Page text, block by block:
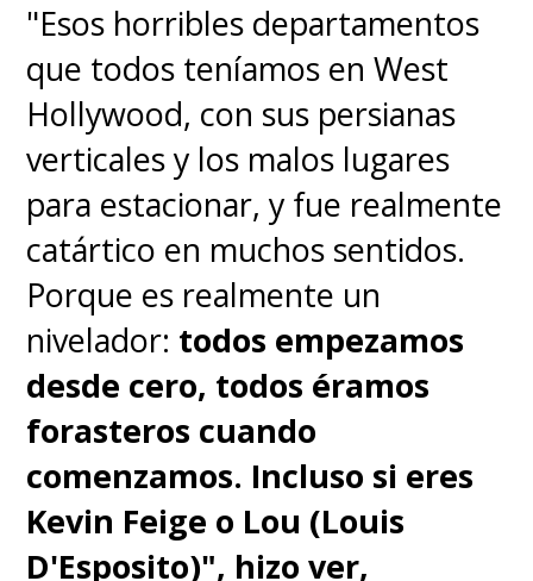
"Esos horribles departamentos
que todos teníamos en West
Hollywood, con sus persianas
verticales y los malos lugares
para estacionar, y fue realmente
catártico en muchos sentidos.
Porque es realmente un
nivelador: todos empezamos
desde cero, todos éramos
forasteros cuando
comenzamos. Incluso si eres
Kevin Feige o Lou (Louis
D'Esposito)", hizo ver,